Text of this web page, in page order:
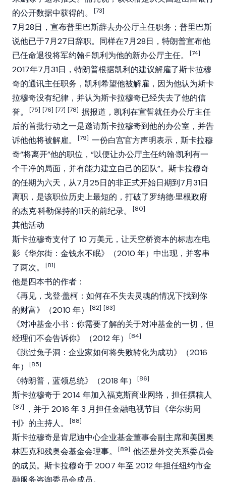
的公开数据中获得的。
[73]
7月28日，宣布普里巴斯辞去办公厅主任职务；普里巴斯
说他已于7月27日辞职。同样在7月28日，特朗普宣布他
已任命退役将军约翰·F·凯利为他的新办公厅主任。
[74]
2017年7月31日，特朗普根据凯利的建议解雇了斯卡拉穆
奇的通讯主任职务，凯利希望他被解雇，因为他认为斯卡
拉穆奇没有纪律，并认为斯卡拉穆奇已经失去了他的信
誉。
[75] [76] [77] [78] 据报道，凯利在宣誓就任办公厅主任
后的首批行动之一是邀请斯卡拉穆奇到他的办公室，并告
诉他他将被解雇。
[79] 一份白宫官方声明表示，斯卡拉穆
奇“将离开”他的职位，“以便让办公厅主任约翰·凯利有一
个干净的局面，并有能力建立自己的团队”。斯卡拉穆奇
的任期为六天，从7月25日的非正式开始日期到7月31日
离职，是该职位历史上最短的，打破了罗纳德·里根政府
的杰克·科勒保持的11天的前纪录。
[80]
其他活动
斯卡拉穆奇支付了 10 万美元，让天空桥资本的标志在电
影《华尔街：金钱永不眠》（2010 年）中出现，并客串
了两次。
[81]
他是四本书的作者：
《再见，戈登·盖柯：如何在不失去灵魂的情况下找到你
的财富》（2010 年）
[82] [83]
《对冲基金小书：你需要了解的关于对冲基金的一切，但
经理们不会告诉你》（2012 年）
[84]
《跳过兔子洞：企业家如何将失败转化为成功》（2016
年）
[85]
《特朗普，蓝领总统》（2018 年） [86]
斯卡拉穆奇于 2014 年加入福克斯商业网络，担任撰稿人
[87]
，并于 2016 年 3 月担任金融电视节目《华尔街周
刊》的主持人。
[88]
斯卡拉穆奇是肯尼迪中心企业基金董事会副主席和美国奥
林匹克和残奥会基金会理事。
[89] 他还是外交关系委员会
的成员。斯卡拉穆奇于 2007 年至 2012 年担任纽约市金
融服务咨询委员会成员。